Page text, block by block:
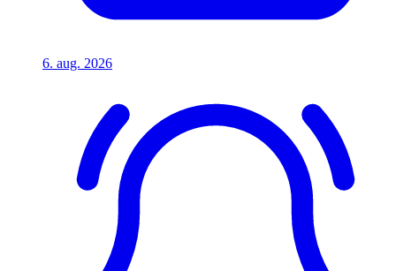
6. aug. 2026